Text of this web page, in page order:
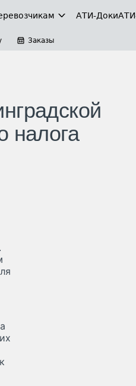
АТИ-Доки
Заказы
налога